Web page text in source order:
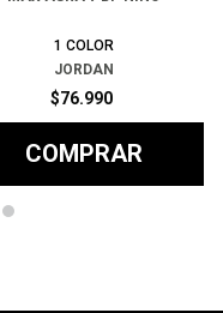
1 COLOR
JORDAN
$76.990
COMPRAR